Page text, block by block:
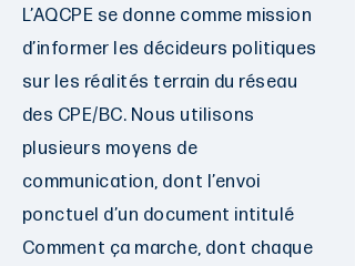
L’AQCPE se donne comme mission
d’informer les décideurs politiques
sur les réalités terrain du réseau
des CPE/BC. Nous utilisons
plusieurs moyens de
communication, dont l’envoi
ponctuel d’un document intitulé
Comment ça marche, dont chaque